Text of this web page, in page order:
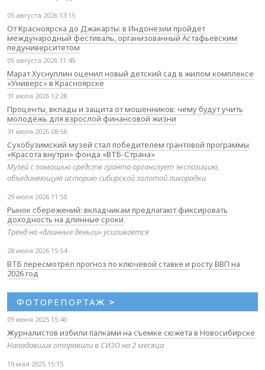
05 августа 2026 13:15
От Красноярска до Джакарты: в Индонезии пройдёт
международный фестиваль, организованный Астафьевским
педуниверситетом
05 августа 2026 11:45
Марат Хуснуллин оценил новый детский сад в жилом комплексе
«Универс» в Красноярске
31 июля 2026 12:28
Проценты, вклады и защита от мошенников: чему будут учить
молодёжь для взрослой финансовой жизни
31 июля 2026 08:56
Сухобузимский музей стал победителем грантовой программы
«Красота внутри» фонда «ВТБ-Страна»
Музей с помощью средств гранта организует экспозицию,
объединяющую историю сибирской золотой лихорадки
29 июля 2026 11:50
Рынок сбережений: вкладчикам предлагают фиксировать
доходность на длинные сроки
Тренд на «длинные деньги» усиливается
28 июля 2026 15:54
ВТБ пересмотрел прогноз по ключевой ставке и росту ВВП на
2026 год
ФОТОРЕПОРТАЖ >
09 июня 2025 15:40
Журналистов избили палками на съемке сюжета в Новосибирске
Нападавших отправили в СИЗО на 2 месяца
19 мая 2025 15:15